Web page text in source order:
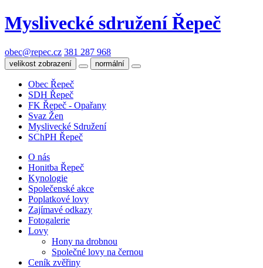
Myslivecké sdružení Řepeč
obec@repec.cz 381 287 968
velikost zobrazení normální
Obec Řepeč
SDH Řepeč
FK Řepeč - Opařany
Svaz Žen
Myslivecké Sdružení
SChPH Řepeč
O nás
Honitba Řepeč
Kynologie
Společenské akce
Poplatkové lovy
Zajímavé odkazy
Fotogalerie
Lovy
Hony na drobnou
Společné lovy na černou
Ceník zvěřiny